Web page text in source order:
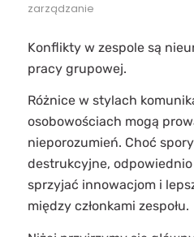
zarządzanie
Konflikty w zespole są
pracy grupowej.
Różnice w stylach
osobowościach mogą
nieporozumień. Choć
destrukcyjne,
sprzyjać innowacjom i
między członkami zespołu.